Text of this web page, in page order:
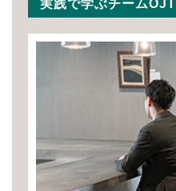
実践で学ぶチームOJT